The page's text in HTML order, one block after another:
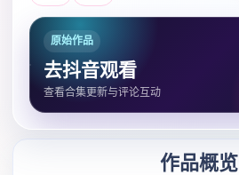
原始作品
去抖音观看
查看合集更新与评论互动
作品概览